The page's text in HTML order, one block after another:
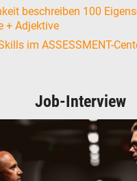
beschreiben 100
+ Adjektive
im ASSESSMENT-
Job-Interview